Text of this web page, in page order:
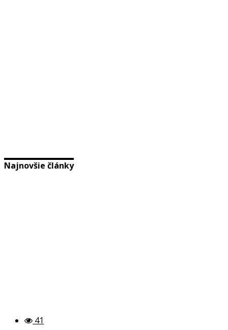
Najnovšie články
41